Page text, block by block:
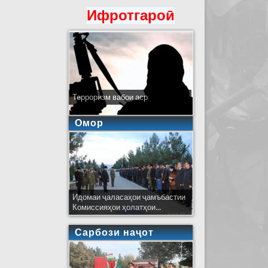
Ифротгароӣ
Терроризм вабои аср
Омор
Идомаи ҷаласаҳои ҷамъбастии
Комиссияҳои ҳолатҳои...
Сарбози наҷот